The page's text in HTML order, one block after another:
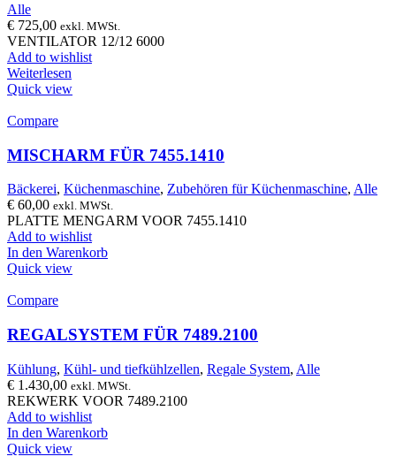
Alle
€ 725,00 exkl. MWSt.
VENTILATOR 12/12 6000
Add to wishlist
Weiterlesen
Quick view
Compare
MISCHARM FÜR 7455.1410
Bäckerei, Küchenmaschine, Zubehören für Küchenmaschine, Alle
€ 60,00 exkl. MWSt.
PLATTE MENGARM VOOR 7455.1410
Add to wishlist
In den Warenkorb
Quick view
Compare
REGALSYSTEM FÜR 7489.2100
Kühlung, Kühl- und tiefkühlzellen, Regale System, Alle
€ 1.430,00 exkl. MWSt.
REKWERK VOOR 7489.2100
Add to wishlist
In den Warenkorb
Quick view